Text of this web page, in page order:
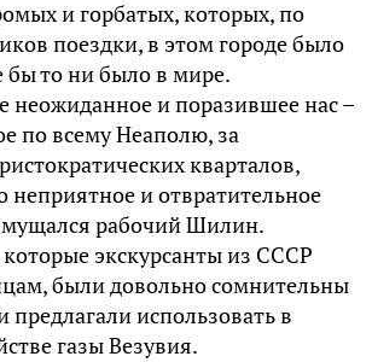
и горбатых, которых, по
поездки, в этом городе было
бы то ни было в мире.
неожиданное и поразившее нас –
по всему Неаполю, за
кварталов,
неприятное и отвратительное
рабочий Шилин.
экскурсанты из СССР
были довольно сомнительны
предлагали использовать в
газы Везувия.